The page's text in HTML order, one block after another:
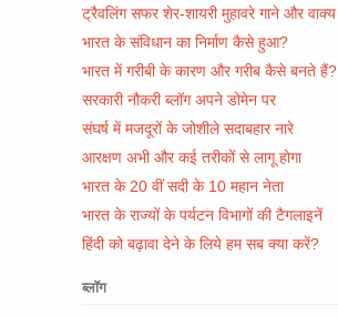
ट्रैवलिंग सफर शेर-शायरी मुहावरे गाने और वाक्य
भारत के संविधान का निर्माण कैसे हुआ?
भारत में गरीबी के कारण और गरीब कैसे बनते हैं?
सरकारी नौकरी ब्लॉग अपने डोमेन पर
संघर्ष में मजदूरों के जोशीले सदाबहार नारे
आरक्षण अभी और कई तरीकों से लागू होगा
भारत के 20 वीं सदी के 10 महान नेता
भारत के राज्यों के पर्यटन विभागों की टैगलाइनें
हिंदी को बढ़ावा देने के लिये हम सब क्या करें?
ब्लॉग